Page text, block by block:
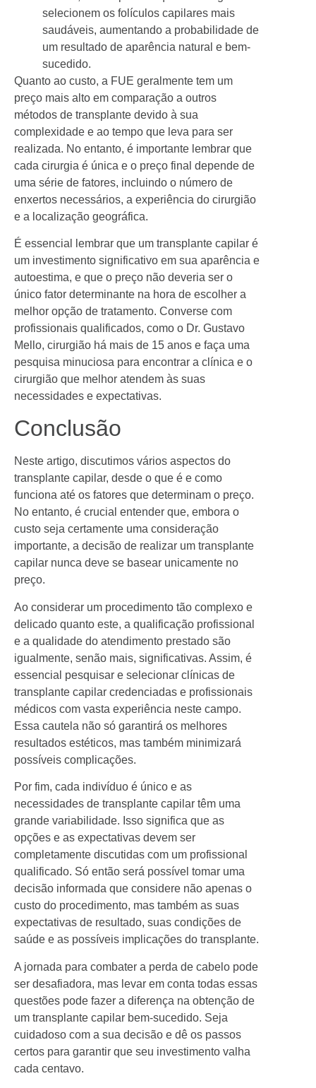
selecionem os folículos capilares mais
saudáveis, aumentando a probabilidade de
um resultado de aparência natural e bem-
sucedido.
Quanto ao custo, a FUE geralmente tem um
preço mais alto em comparação a outros
métodos de transplante devido à sua
complexidade e ao tempo que leva para ser
realizada. No entanto, é importante lembrar que
cada cirurgia é única e o preço final depende de
uma série de fatores, incluindo o número de
enxertos necessários, a experiência do cirurgião
e a localização geográfica.
É essencial lembrar que um transplante capilar é
um investimento significativo em sua aparência e
autoestima, e que o preço não deveria ser o
único fator determinante na hora de escolher a
melhor opção de tratamento. Converse com
profissionais qualificados, como o Dr. Gustavo
Mello, cirurgião há mais de 15 anos e faça uma
pesquisa minuciosa para encontrar a clínica e o
cirurgião que melhor atendem às suas
necessidades e expectativas.
Conclusão
Neste artigo, discutimos vários aspectos do
transplante capilar, desde o que é e como
funciona até os fatores que determinam o preço.
No entanto, é crucial entender que, embora o
custo seja certamente uma consideração
importante, a decisão de realizar um transplante
capilar nunca deve se basear unicamente no
preço.
Ao considerar um procedimento tão complexo e
delicado quanto este, a qualificação profissional
e a qualidade do atendimento prestado são
igualmente, senão mais, significativas. Assim, é
essencial pesquisar e selecionar clínicas de
transplante capilar credenciadas e profissionais
médicos com vasta experiência neste campo.
Essa cautela não só garantirá os melhores
resultados estéticos, mas também minimizará
possíveis complicações.
Por fim, cada indivíduo é único e as
necessidades de transplante capilar têm uma
grande variabilidade. Isso significa que as
opções e as expectativas devem ser
completamente discutidas com um profissional
qualificado. Só então será possível tomar uma
decisão informada que considere não apenas o
custo do procedimento, mas também as suas
expectativas de resultado, suas condições de
saúde e as possíveis implicações do transplante.
A jornada para combater a perda de cabelo pode
ser desafiadora, mas levar em conta todas essas
questões pode fazer a diferença na obtenção de
um transplante capilar bem-sucedido. Seja
cuidadoso com a sua decisão e dê os passos
certos para garantir que seu investimento valha
cada centavo.